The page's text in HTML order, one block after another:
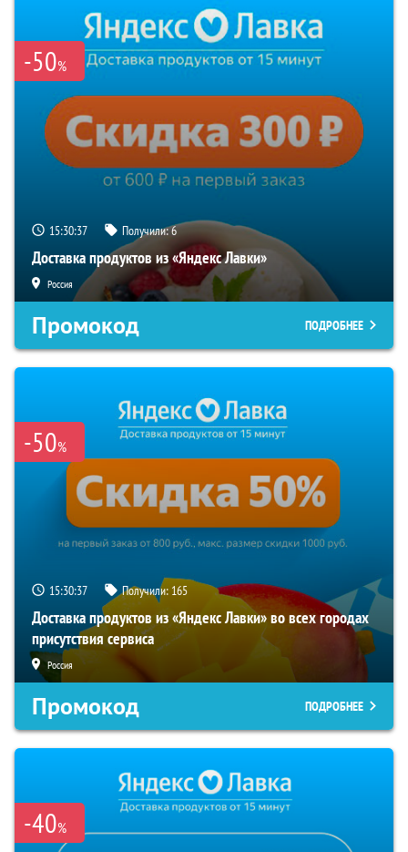
-50%
15:30:36 Получили:6
Доставка продуктов из «Яндекс Лавки»
Россия
Промокод ПОДРОБНЕЕ
-50%
15:30:36 Получили: 165
Доставка продуктов из «Яндекс Лавки» во всех городах
присутствия сервиса
Россия
Промокод ПОДРОБНЕЕ
-40%